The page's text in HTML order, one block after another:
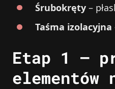
Śrubokręty –
Taśma izolacyjna
Etap 1 –
elementów